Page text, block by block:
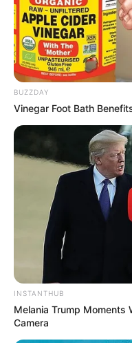
BUZZDAY
Vinegar Foot Bath
INSTANTHUB
Melania Trump Moments
Camera